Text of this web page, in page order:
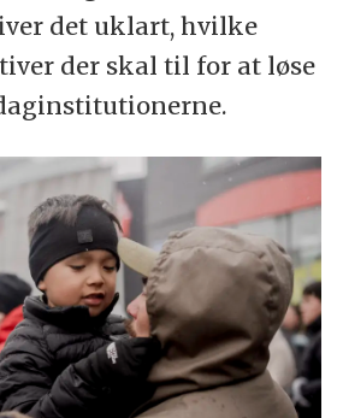
det uklart, hvilke
der skal til for at løse